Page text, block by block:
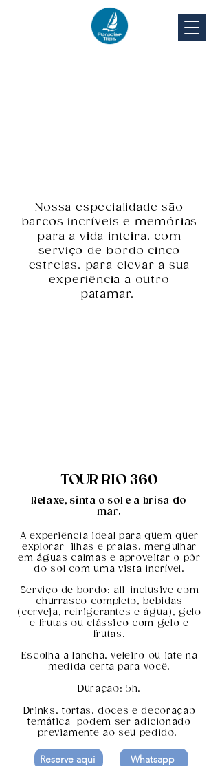
Nossa especialidade são
barcos incríveis e memórias
para a vida inteira, com
serviço de bordo cinco
estrelas, para elevar a sua
experiência a outro
patamar.
TOUR RIO 360
Relaxe, sinta o sol e a brisa do
mar.
A experiência ideal para quem quer
explorar ilhas e praias, mergulhar
em águas calmas e aproveitar o pôr
do sol com uma vista incrível.
​Serviço de bordo: all-inclusive com
churrasco completo, bebidas
(cerveja, refrigerantes e água), gelo
e frutas ou clássico com gelo e
frutas.
Escolha a lancha, veleiro ou iate na
medida certa para você.
Duração: 5h.
Drinks, tortas, doces e decoração
temática podem ser adicionado
previamente ao seu pedido.
Reserve aqui Whatsapp